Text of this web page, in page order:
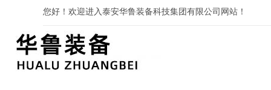
您好！欢迎进入泰安华鲁装备科技集团有限公司网站！